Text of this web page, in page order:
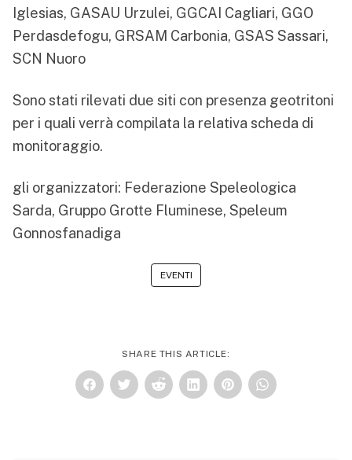
Iglesias, GASAU Urzulei, GGCAI Cagliari, GGO
Perdasdefogu, GRSAM Carbonia, GSAS Sassari,
SCN Nuoro
Sono stati rilevati due siti con presenza geotritoni
per i quali verrà compilata la relativa scheda di
monitoraggio.
gli organizzatori: Federazione Speleologica
Sarda, Gruppo Grotte Fluminese, Speleum
Gonnosfanadiga
EVENTI
SHARE THIS ARTICLE: